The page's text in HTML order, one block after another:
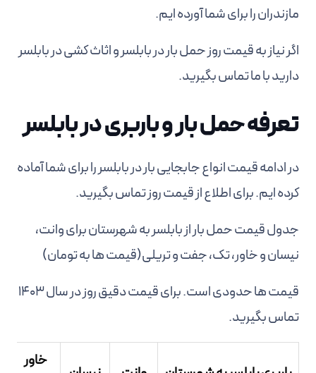
مازندران را برای شما آورده ایم.
اگر نیاز به قیمت روز حمل بار در بابلسر و اثاث کشی در بابلسر
دارید با ما تماس بگیرید.
تعرفه حمل بار و باربری در بابلسر
در ادامه قیمت انواع جابجایی بار در بابلسر را برای شما آماده
کرده ایم. برای اطلاع از قیمت روز تماس بگیرید.
جدول قیمت حمل بار از بابلسر به شهرستان برای وانت،
نیسان و خاور، تک، جفت و تریلی(قیمت ها به تومان)
قیمت ها حدودی است. برای قیمت دقیق روز در سال 1403
تماس بگیرید.
خاور